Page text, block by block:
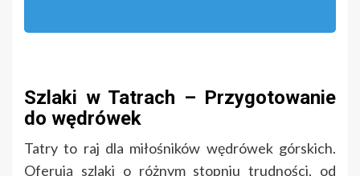
Szlaki w Tatrach – Przygotowanie
do wędrówek
Tatry to raj dla miłośników wędrówek górskich.
Oferują szlaki o różnym stopniu trudności, od